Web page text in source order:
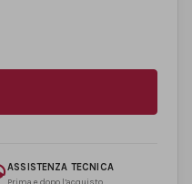
ASSISTENZA TECNICA
Prima e dopo l’acquisto